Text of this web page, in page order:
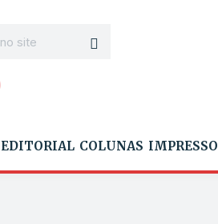
EDITORIAL COLUNAS IMPRESSO